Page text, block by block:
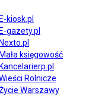
E-kiosk.pl
E-gazety.pl
Nexto.pl
Mała księgowość
Kancelarierp.pl
Rolnicze
Warszawy